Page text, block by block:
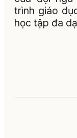
trình giáo
học tập đa